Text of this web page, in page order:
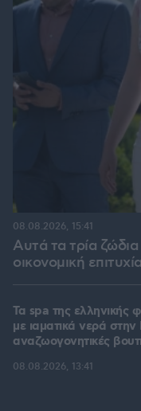
Αυτά τα τρία
οικονομική
08.08.2026, 15:41
Τα spa της ελληνικής
με ιαματικά νερά
αναζωογονητικές
08.08.2026, 13:41